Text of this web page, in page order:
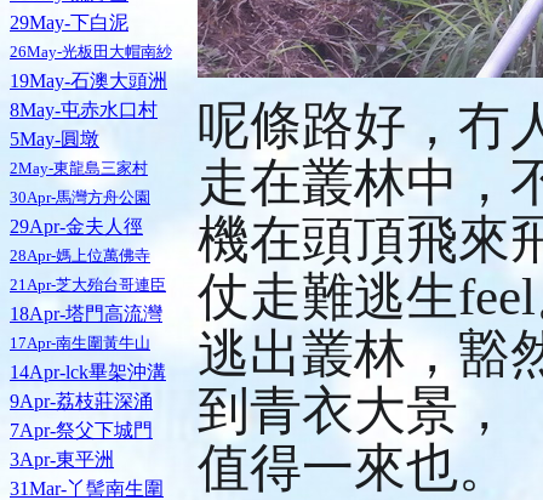
29May-下白泥
26May-光板田大帽南紗
19May-石澳大頭洲
8May-屯赤水口村
5May-圓墩
2May-東龍島三家村
30Apr-馬灣方舟公園
29Apr-金夫人徑
28Apr-媽上位萬佛寺
21Apr-芝大殆台哥連臣
18Apr-塔門高流灣
17Apr-南生圍黃牛山
14Apr-lck畢架沖溝
9Apr-荔枝莊深涌
7Apr-祭父下城門
3Apr-東平洲
31Mar-丫髻南生圍
呢條路好，冇
走在叢林中，
機在頭頂飛來
仗走難逃生
逃出叢林，豁
到青衣大景，
值得一來也。